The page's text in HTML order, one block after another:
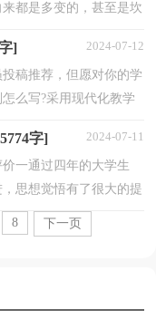
都是多变的，甚至是坎
] 2024-07-12
稿推荐，但愿对你的学
么写?采用现代化教学
字] 2024-07-11
一通过四年的大学生
思想觉悟有了很大的提
导和社会主...
8
下一页